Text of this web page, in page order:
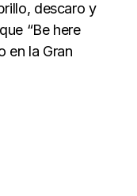
descaro y
“Be here
en la Gran